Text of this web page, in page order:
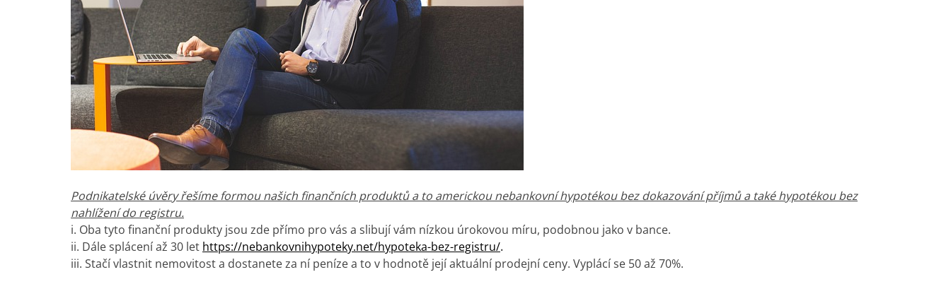
Podnikatelské úvěry řešíme formou našich finančních produktů a to americkou nebankovní hypotékou bez dokazování příjmů a také hypotékou bez
nahlížení do registru.
i. Oba tyto finanční produkty jsou zde přímo pro vás a slibují vám nízkou úrokovou míru, podobnou jako v bance.
ii. Dále splácení až 30 let https://nebankovnihypoteky.net/hypoteka-bez-registru/.
iii. Stačí vlastnit nemovitost a dostanete za ní peníze a to v hodnotě její aktuální prodejní ceny. Vyplácí se 50 až 70%.